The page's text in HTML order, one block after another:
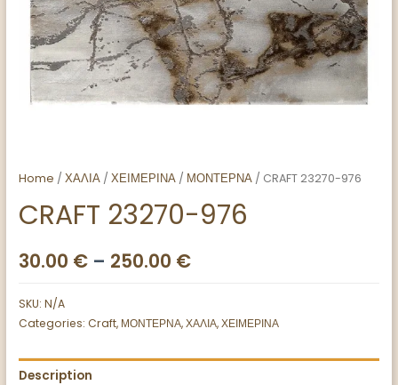
Home /ΧΑΛΙΑ /ΧΕΙΜΕΡΙΝΑ / ΜΟΝΤΕΡΝΑ / CRAFT 23270-976
CRAFT 23270-976
30.00 € – 250.00 €
SKU:N/A
Categories:Craft, ΜΟΝΤΕΡΝΑ,ΧΑΛΙΑ,ΧΕΙΜΕΡΙΝΑ
Description